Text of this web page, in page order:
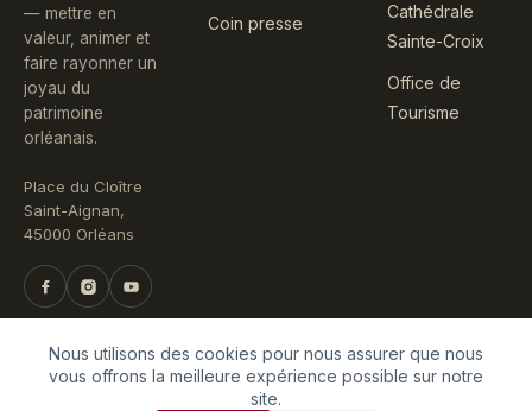
Nous utilisons des cookies pour nous assurer que nous
vous offrons la meilleure expérience possible sur notre
site.
— mettre en
valeur, animer et
faire rayonner un
joyau du
patrimoine
orléanais.
Place du Cloître
Saint-Aignan,
45000 Orléans
Coin presse
Cathédrale
Sainte-Croix
Office de
Tourisme